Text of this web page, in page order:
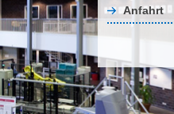
Anfahrt